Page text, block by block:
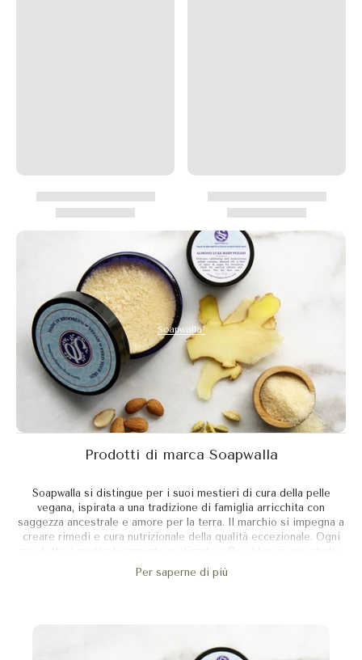
Soapwalla4
Prodotti di marca Soapwalla
Soapwalla si distingue per i suoi mestieri di cura della pelle
vegana, ispirata a una tradizione di famiglia arricchita con
saggezza ancestrale e amore per la terra. Il marchio si impegna a
creare rimedi e cura nutrizionale della qualità eccezionale. Ogni
prodotto è meticolosamente realizzato a Brooklyn, in uno studio
dedicato, utilizzando una sinergia intelligente di ingredienti
vegani e organici.
preservando così la purezza e l'efficacia dei nutrienti essenziali
Per saperne di più